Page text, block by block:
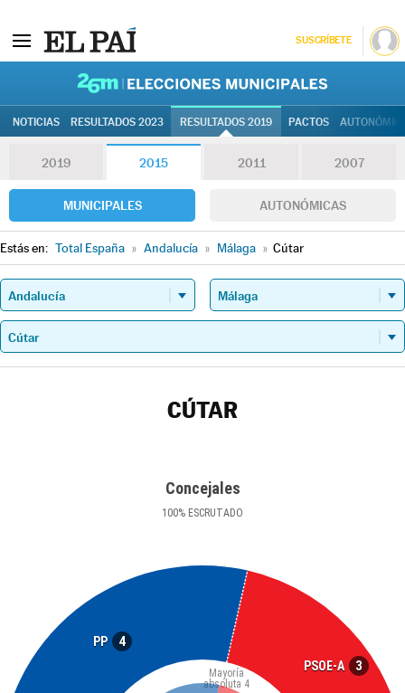
SUSCRÍBETE
NOTICIAS RESULTADOS 2023 RESULTADOS 2019 PACTOS
2019 2015 2011 2007
MUNICIPALES AUTONÓMICAS
Estás en: Total España » Andalucía » Málaga » Cútar
CÚTAR
Concejales
100% ESCRUTADO
PP 4
PSOE-A 3
Mayoría
absoluta 4